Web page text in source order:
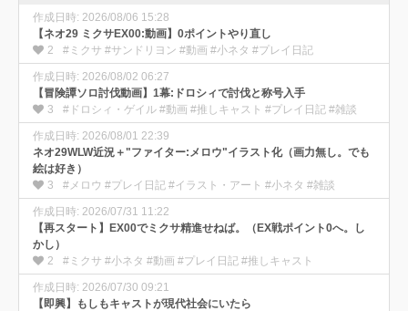
作成日時: 2026/08/06 15:28
【ネオ29 ミクサEX00:動画】0ポイントやり直し
2
#ミクサ #サンドリヨン #動画 #小ネタ #プレイ日記
作成日時: 2026/08/02 06:27
【冒険譚ソロ討伐動画】1幕:ドロシィで討伐と称号入手
3
#ドロシィ・ゲイル #動画 #推しキャスト #プレイ日記 #雑談
作成日時: 2026/08/01 22:39
ネオ29WLW近況＋"ファイター:メロウ"イラスト化（画力無し。でも
絵は好き）
3
#メロウ #プレイ日記 #イラスト・アート #小ネタ #雑談
作成日時: 2026/07/31 11:22
【再スタート】EX00でミクサ精進せねば。（EX戦ポイント0へ。し
かし）
2
#ミクサ #小ネタ #動画 #プレイ日記 #推しキャスト
作成日時: 2026/07/30 09:21
【即興】もしもキャストが現代社会にいたら